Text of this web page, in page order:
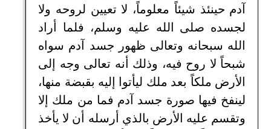
آدم حينئذ شيئاً معلوماً، لا تعيين لروحه ولا
لجسده صلى الله عليه وسلم، فلما أراد
الله سبحانه وتعالى ظهور جسد آدم سواه
شبحاً لا روح فيه، وذلك أنه تعالى وجه إلى
الأرض ملكاً بعد ملك ليأتوا إليه بقبضة منها،
لينفخ فيها صورة جسد آدم فما من ملك إلا
وتقسم عليه الأرض بالذي أرسله أن لا يأخذ